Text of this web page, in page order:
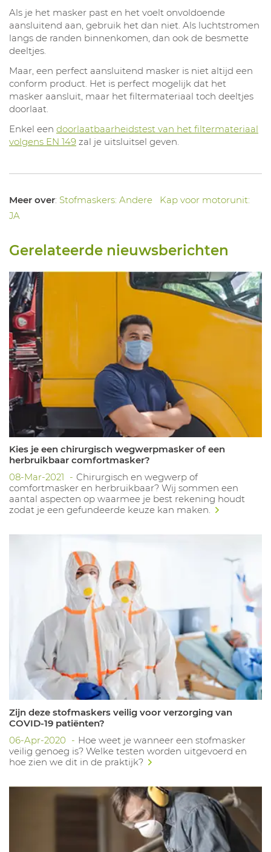
Als je het masker past en het voelt onvoldoende
aansluitend aan, gebruik het dan niet. Als luchtstromen
langs de randen binnenkomen, dan ook de besmette
deeltjes.
Maar, een perfect aansluitend masker is niet altijd een
conform product. Het is perfect mogelijk dat het
masker aansluit, maar het filtermateriaal toch deeltjes
doorlaat.
Enkel een doorlaatbaarheidstest van het filtermateriaal
volgens EN 149 zal je uitsluitsel geven.
Meer over: Stofmaskers: Andere
Kap voor motorunit:
JA
Gerelateerde nieuwsberichten
Kies je een chirurgisch wegwerpmasker of een
herbruikbaar comfortmasker?
08-Mar-2021
Chirurgisch en wegwerp of
comfortmasker en herbruikbaar? Wij sommen een
aantal aspecten op waarmee je best rekening houdt
zodat je een gefundeerde keuze kan maken.
Zijn deze stofmaskers veilig voor verzorging van
COVID-19 patiënten?
06-Apr-2020
Hoe weet je wanneer een stofmasker
veilig genoeg is? Welke testen worden uitgevoerd en
hoe zien we dit in de praktijk?